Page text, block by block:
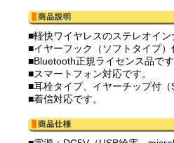
■軽快ワイヤレスのステレオイ
■イヤーフック（ソフトタイプ
■Bluetooth正規ライセンス品で
■スマートフォン対応です。
■耳栓タイプ、イヤーチップ付
■着信対応です。